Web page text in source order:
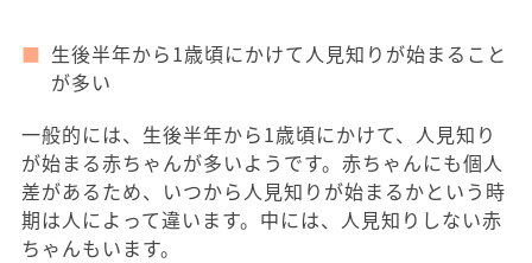
生後半年から1歳頃にかけて人見知りが始まること
が多い
一般的には、生後半年から1歳頃にかけて、人見知り
が始まる赤ちゃんが多いようです。赤ちゃんにも個人
差があるため、いつから人見知りが始まるかという時
期は人によって違います。中には、人見知りしない赤
ちゃんもいます。